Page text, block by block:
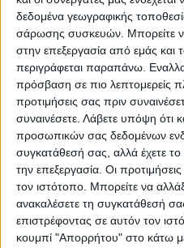
δεδομένα γεωγραφικής
σάρωσης συσκευών. Μπορείτε να
στην επεξεργασία από εμάς και
περιγράφεται παραπάνω.
πρόσβαση σε πιο λεπτομερείς
προτιμήσεις σας πριν
συναινέσετε. Λάβετε υπόψη ότι
προσωπικών σας δεδομένων
συγκατάθεσή σας, αλλά έχετε το
την επεξεργασία. Οι
τον ιστότοπο. Μπορείτε να
ανακαλέσετε τη συγκατάθεσή
επιστρέφοντας σε αυτόν τον
κουμπί "Απορρήτου" στο κάτω
ΠΑΡΟΜΟΙΑ ΑΡΘΡΑ